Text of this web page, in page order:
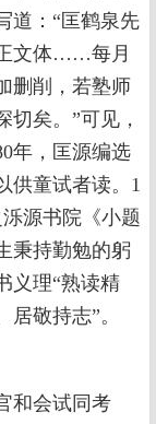
道：“匡鹤泉先
文体……每月
删削，若塾师
矣。”可见，
年，匡源编选
供童试者读。1
源书院《小题
秉持勤勉的躬
义理“熟读精
敬持志”。
和会试同考